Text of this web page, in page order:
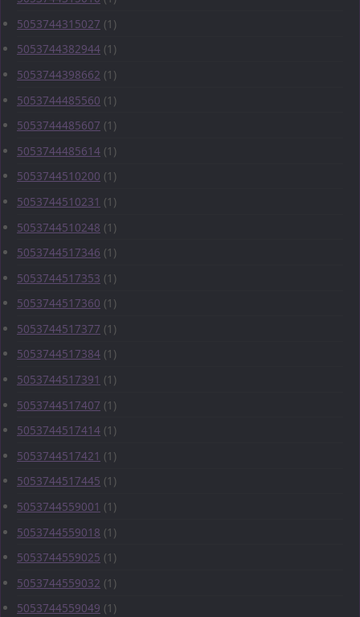
5053744315027 (1)
5053744382944 (1)
5053744398662 (1)
5053744485560 (1)
5053744485607 (1)
5053744485614 (1)
5053744510200 (1)
5053744510231 (1)
5053744510248 (1)
5053744517346 (1)
5053744517353 (1)
5053744517360 (1)
5053744517377 (1)
5053744517384 (1)
5053744517391 (1)
5053744517407 (1)
5053744517414 (1)
5053744517421 (1)
5053744517445 (1)
5053744559001 (1)
5053744559018 (1)
5053744559025 (1)
5053744559032 (1)
5053744559049 (1)